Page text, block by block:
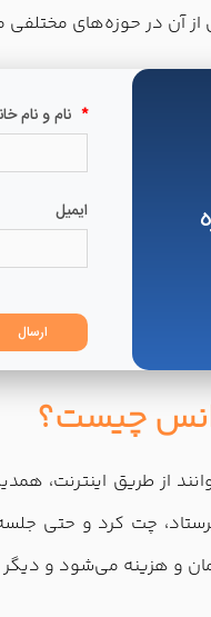
آن در حوزه‌های مختلفی
چیست؟
از طریق
چت کرد و حتی
و هزینه می‌شود و